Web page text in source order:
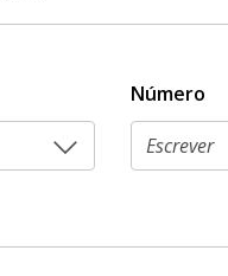
Número